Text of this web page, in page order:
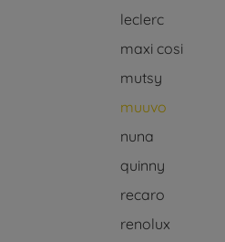
leclerc
maxi cosi
mutsy
muuvo
nuna
quinny
recaro
renolux